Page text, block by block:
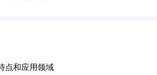
点和应用领域